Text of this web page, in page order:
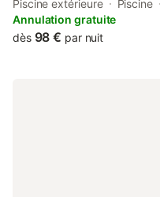
km from Château de
Fontainebleau Golf Club,
terrace.
Piscine extérieure Piscine
Annulation gratuite
dès 98 € par nuit